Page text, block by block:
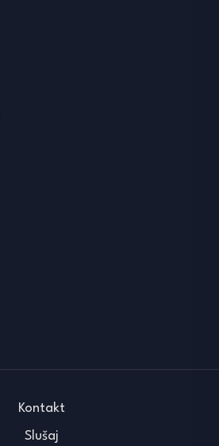
Kontakt
Slušaj